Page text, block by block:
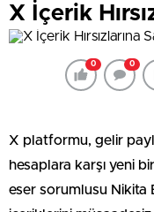
X İçerik
0 0
X platformu, gelir
hesaplara karşı yeni
eser sorumlusu Nikita